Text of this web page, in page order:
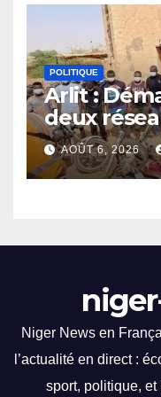
ambitieux
connu un
la
Les
éblouis
POLITIQUE
Arlit :
deux
police
AOÛT 6, 2026
Niger News en
l’actualité en direct :
sport, politique,